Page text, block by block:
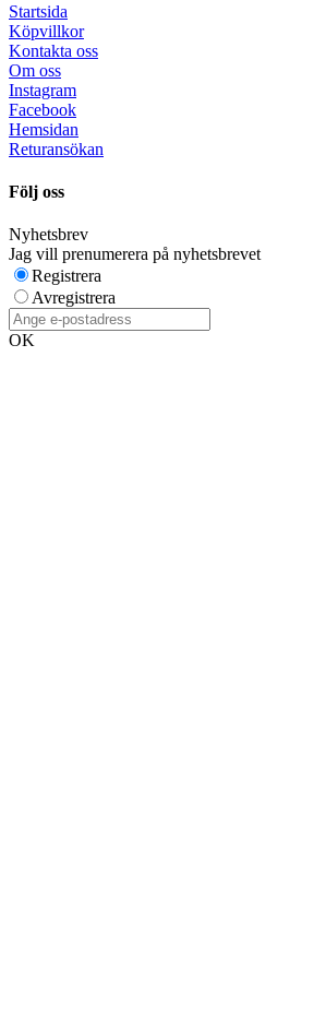
Startsida
Köpvillkor
Kontakta oss
Om oss
Instagram
Facebook
Hemsidan
Returansökan
Följ oss
Nyhetsbrev
Jag vill prenumerera på nyhetsbrevet
Registrera
Avregistrera
OK